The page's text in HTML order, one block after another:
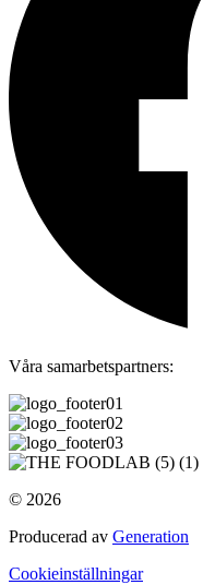
Våra samarbetspartners:
© 2026
Producerad av Generation
Cookieinställningar